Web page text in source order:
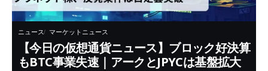
ニュース マーケットニュース
【今日の仮想通貨ニュース】ブロック好決算
もBTC事業失速｜アークとJPYCは基盤拡大